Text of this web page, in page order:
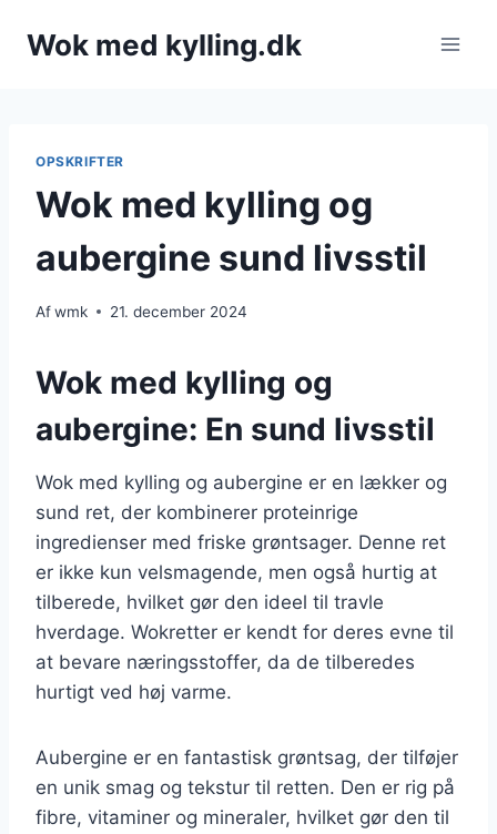
Wok med kylling.dk
OPSKRIFTER
Wok med kylling og
aubergine sund livsstil
Afwmk 21. december 2024
Wok med kylling og
aubergine: En sund livsstil
Wok med kylling og aubergine er en lækker og
sund ret, der kombinerer proteinrige
ingredienser med friske grøntsager. Denne ret
er ikke kun velsmagende, men også hurtig at
tilberede, hvilket gør den ideel til travle
hverdage. Wokretter er kendt for deres evne til
at bevare næringsstoffer, da de tilberedes
hurtigt ved høj varme.
Aubergine er en fantastisk grøntsag, der tilføjer
en unik smag og tekstur til retten. Den er rig på
fibre, vitaminer og mineraler, hvilket gør den til